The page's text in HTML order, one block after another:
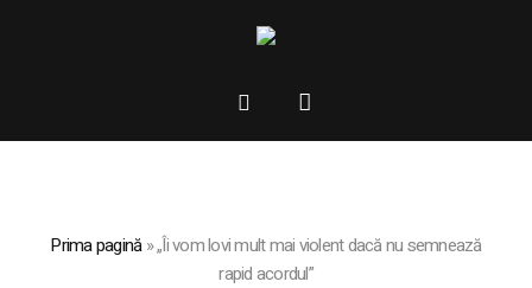
Prima pagină»„Îi vom lovi mult mai violent dacă nu semnează
rapid acordul”